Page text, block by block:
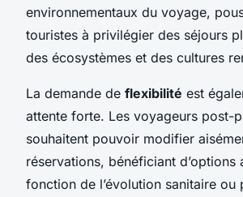
environnementaux du voyage,
touristes à privilégier des séjours
des écosystèmes et des cultures
La demande de flexibilité est
attente forte. Les voyageurs post-
souhaitent pouvoir modifier
réservations, bénéficiant d’options
fonction de l’évolution sanitaire ou